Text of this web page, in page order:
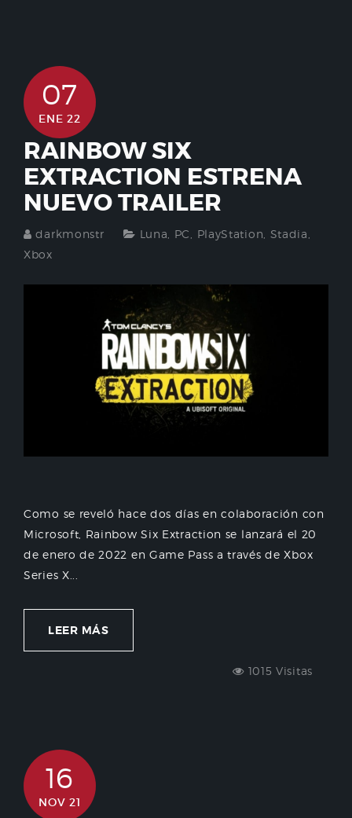
07
ENE 22
RAINBOW SIX
EXTRACTION ESTRENA
NUEVO TRAILER
darkmonstr Luna PC PlayStation Stadia
Xbox
Como se reveló hace dos días en colaboración con
Microsoft, Rainbow Six Extraction se lanzará el 20
de enero de 2022 en Game Pass a través de Xbox
Series X...
LEER MÁS
1015 Visitas
16
NOV 21